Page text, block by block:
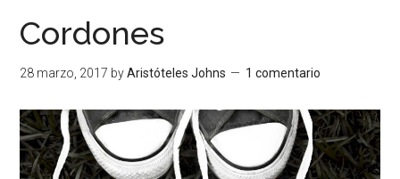
Cordones
28 marzo, 2017 byAristóteles Johns 1 comentario